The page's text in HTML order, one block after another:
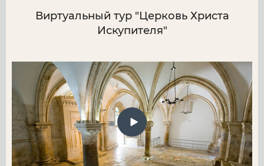
Виртуальный тур "Церковь Христа
Искупителя"